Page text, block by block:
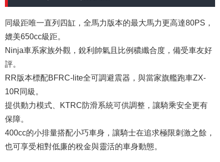
同級距唯一直列四缸，全馬力版本的最大馬力更高達80PS，
媲美650cc級距。
Ninja車系家族外觀，銳利帥氣且比例穠纖合度，備受車友好
評。
RR版本標配BFRC-lite全可調避震器，與當家旗艦跑車ZX-
10R同級。
提供動力模式、KTRC防滑系統可供調整，讓騎乘安全更有
保障。
400cc的小排量搭配小巧車身，讓騎士在追求極限刺激之餘，
也可享受相對低廉的稅金與靈活的車身動態。